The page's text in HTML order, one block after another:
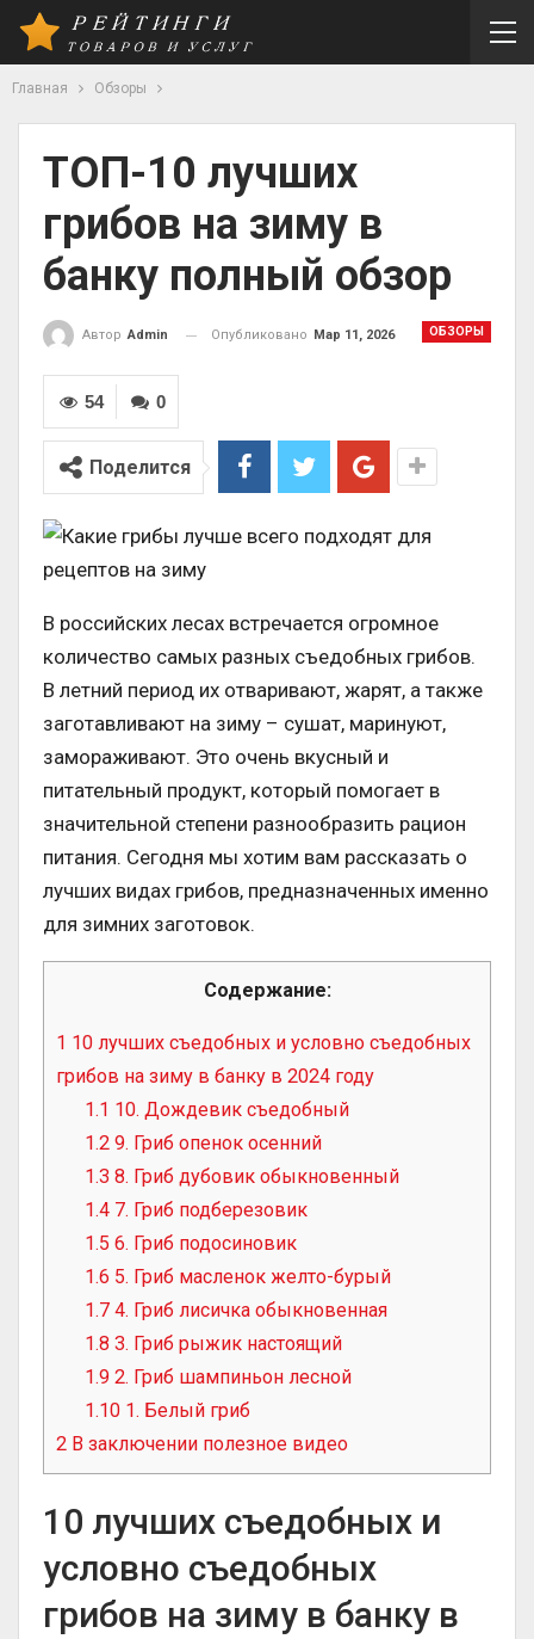
Главная Обзоры
ТОП-10 лучших
грибов на зиму в
банку полный обзор
ОБЗОРЫ
Автор Admin Опубликовано Мар 11, 2026
0
54
Поделится
В российских лесах встречается огромное
количество самых разных съедобных грибов.
В летний период их отваривают, жарят, а также
заготавливают на зиму – сушат, маринуют,
замораживают. Это очень вкусный и
питательный продукт, который помогает в
значительной степени разнообразить рацион
питания. Сегодня мы хотим вам рассказать о
лучших видах грибов, предназначенных именно
для зимних заготовок.
Содержание:
1 10 лучших съедобных и условно съедобных
грибов на зиму в банку в 2024 году
1.1 10. Дождевик съедобный
1.2 9. Гриб опенок осенний
1.3 8. Гриб дубовик обыкновенный
1.4 7. Гриб подберезовик
1.5 6. Гриб подосиновик
1.6 5. Гриб масленок желто-бурый
1.7 4. Гриб лисичка обыкновенная
1.8 3. Гриб рыжик настоящий
1.9 2. Гриб шампиньон лесной
1.10 1. Белый гриб
2 В заключении полезное видео
10 лучших съедобных и
условно съедобных
грибов на зиму в банку в